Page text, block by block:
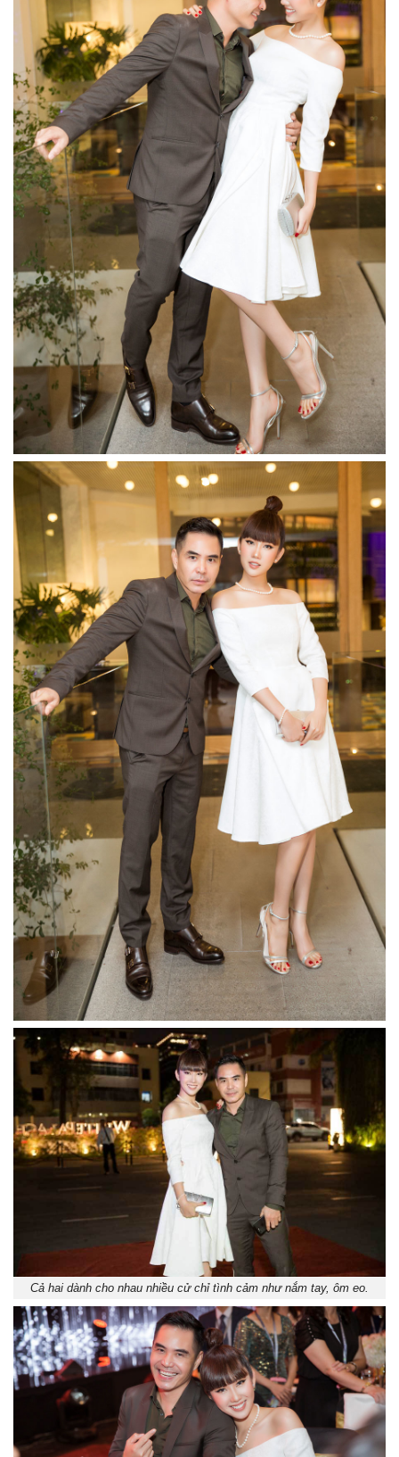
Cả hai dành cho nhau nhiều cử chỉ tình cảm như nắm tay, ôm eo.